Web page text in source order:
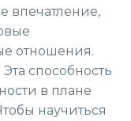
впечатление,
отношения.
способность
в плане
научиться